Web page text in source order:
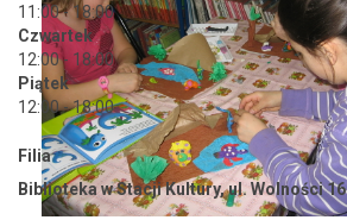
11:00 - 18:00
Czwartek
12:00 - 18:00
Piątek
12:00 - 18:00
Filia
Biblioteka w Stacji Kultury, ul. Wolności 16